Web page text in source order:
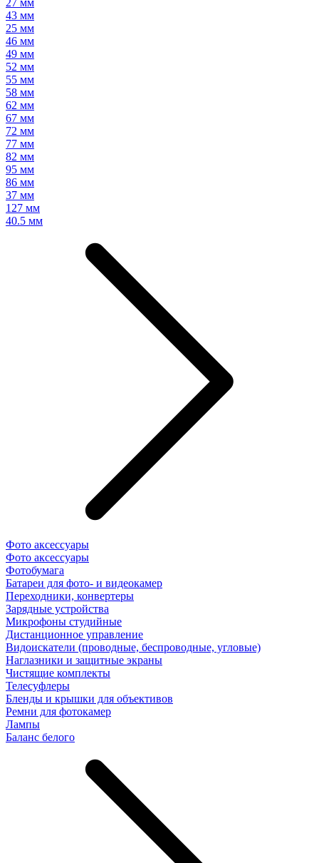
27 мм
43 мм
25 мм
46 мм
49 мм
52 мм
55 мм
58 мм
62 мм
67 мм
72 мм
77 мм
82 мм
95 мм
86 мм
37 мм
127 мм
40.5 мм
Фото аксессуары
Фото аксессуары
Фотобумага
Батареи для фото- и видеокамер
Переходники, конвертеры
Зарядные устройства
Микрофоны студийные
Дистанционное управление
Видоискатели (проводные, беспроводные, угловые)
Наглазники и защитные экраны
Чистящие комплекты
Телесуфлеры
Бленды и крышки для объективов
Ремни для фотокамер
Лампы
Баланс белого